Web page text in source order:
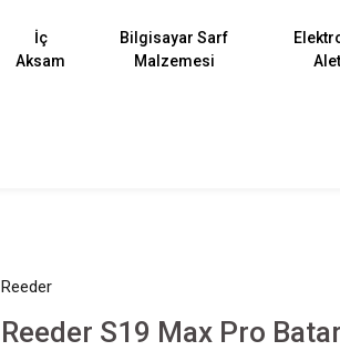
İç
Aksam
Bilgisayar Sarf
Malzemesi
Reeder
Reeder S19 Max Pro